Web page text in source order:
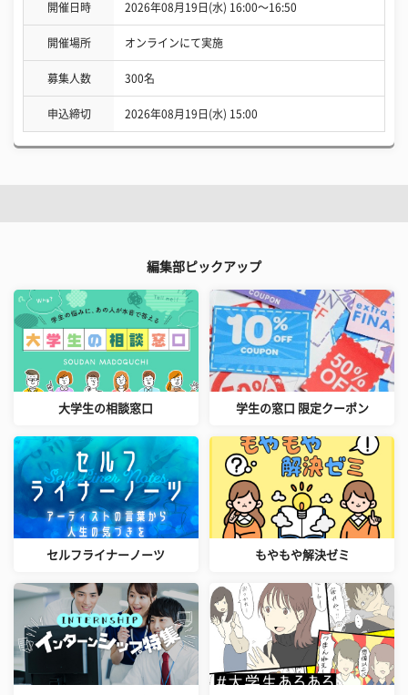
開催日時 2026年08月19日(水) 16:00〜16:50
開催場所 オンラインにて実施
募集人数 300名
申込締切 2026年08月19日(水) 15:00
編集部ピックアップ
大学生の相談窓口 学生の窓口 限定クーポン
セルフライナーノーツ もやもや解決ゼミ